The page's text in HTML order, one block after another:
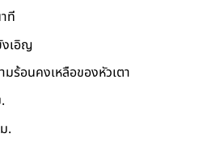
ที
เอิญ
ร้อนคงเหลือของหัวเตา
.